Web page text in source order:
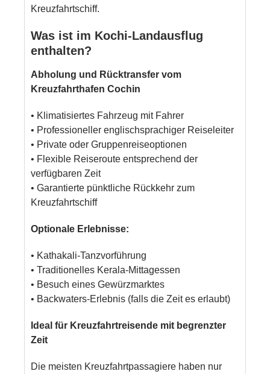
Kreuzfahrtschiff.
Was ist im Kochi-Landausflug
enthalten?
Abholung und Rücktransfer vom
Kreuzfahrthafen Cochin
• Klimatisiertes Fahrzeug mit Fahrer
• Professioneller englischsprachiger Reiseleiter
• Private oder Gruppenreiseoptionen
• Flexible Reiseroute entsprechend der
verfügbaren Zeit
• Garantierte pünktliche Rückkehr zum
Kreuzfahrtschiff
Optionale Erlebnisse:
• Kathakali-Tanzvorführung
• Traditionelles Kerala-Mittagessen
• Besuch eines Gewürzmarktes
• Backwaters-Erlebnis (falls die Zeit es erlaubt)
Ideal für Kreuzfahrtreisende mit begrenzter
Zeit
Die meisten Kreuzfahrtpassagiere haben nur